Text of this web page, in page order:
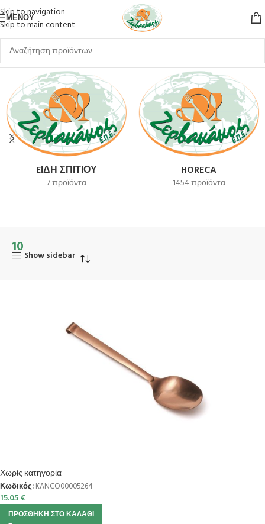
Skip to navigation
Skip to main content
ΜΕΝΟΎ
Αρχική σελίδα Προϊόν Unit Per Inner 10
EΊΔΗ ΣΠΙΤΙΟΎ
7 προϊόντα
HORECA
1454 προϊόντα
10Show sidebar
Χωρίς κατηγορία
Κωδικός: KANCO00005264
15.05€
ΠΡΟΣΘΉΚΗ ΣΤΟ ΚΑΛΆΘΙ